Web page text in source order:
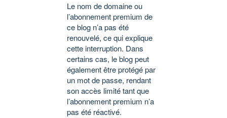
Le nom de domaine ou
l’abonnement premium de
ce blog n’a pas été
renouvelé, ce qui explique
cette interruption. Dans
certains cas, le blog peut
également être protégé par
un mot de passe, rendant
son accès limité tant que
l’abonnement premium n’a
pas été réactivé.